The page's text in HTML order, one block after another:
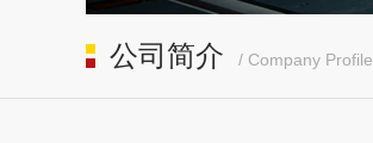
公司简介 / Company Profile